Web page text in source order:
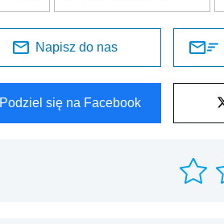
Napisz do nas
Podziel się na Facebook